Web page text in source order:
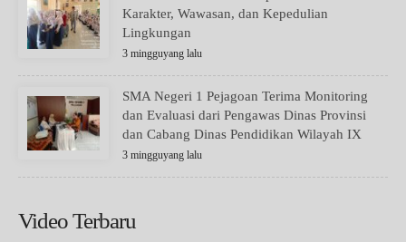
Karakter, Wawasan, dan Kepedulian
Lingkungan
3 mingguyang lalu
SMA Negeri 1 Pejagoan Terima Monitoring
dan Evaluasi dari Pengawas Dinas Provinsi
dan Cabang Dinas Pendidikan Wilayah IX
3 mingguyang lalu
Video Terbaru